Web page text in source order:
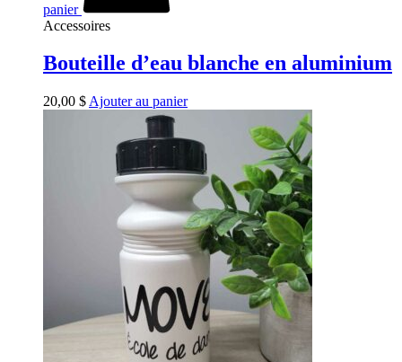
panier
Accessoires
Bouteille d’eau blanche en aluminium
20,00 $ Ajouter au panier